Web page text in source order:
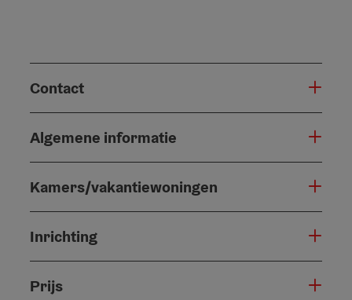
Contact
Algemene informatie
Kamers/vakantiewoningen
Inrichting
Prijs